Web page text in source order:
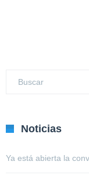
Noticias
Ya está abierta la